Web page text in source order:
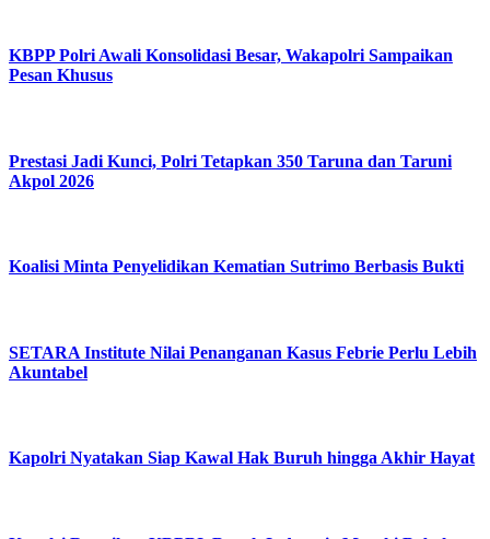
KBPP Polri Awali Konsolidasi Besar, Wakapolri Sampaikan
Pesan Khusus
Prestasi Jadi Kunci, Polri Tetapkan 350 Taruna dan Taruni
Akpol 2026
Koalisi Minta Penyelidikan Kematian Sutrimo Berbasis Bukti
SETARA Institute Nilai Penanganan Kasus Febrie Perlu Lebih
Akuntabel
Kapolri Nyatakan Siap Kawal Hak Buruh hingga Akhir Hayat